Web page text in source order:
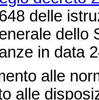
delle
dello
in data
alle
alle